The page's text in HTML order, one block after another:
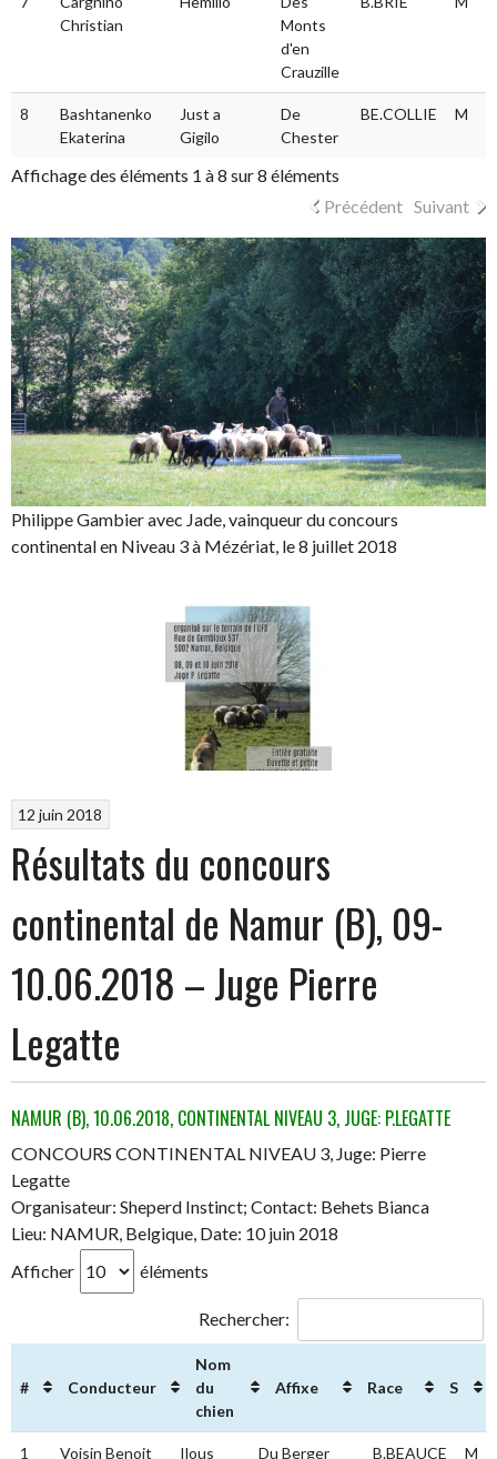
Christian
Monts
d'en
Crauzille
8
Bashtanenko
Ekaterina
Just a
Gigilo
De
Chester
BE.COLLIE M
Affichage des éléments 1 à 8 sur 8 éléments
Précédent Suivant
Philippe Gambier avec Jade, vainqueur du concours
continental en Niveau 3 à Mézériat, le 8 juillet 2018
12 juin 2018
Résultats du concours
continental de Namur (B), 09-
10.06.2018 – Juge Pierre
Legatte
NAMUR (B), 10.06.2018, CONTINENTAL NIVEAU 3, JUGE: P.LEGATTE
CONCOURS CONTINENTAL NIVEAU 3, Juge: Pierre
Legatte
Organisateur: Sheperd Instinct; Contact: Behets Bianca
Lieu: NAMUR, Belgique, Date: 10 juin 2018
Afficher
éléments
Rechercher:
# Conducteur
Nom
du
chien
Affixe Race S
# Conducteur
Nom
Affixe Race S
1 Voisin Benoit Ilous
Du Berger
B.BEAUCE M